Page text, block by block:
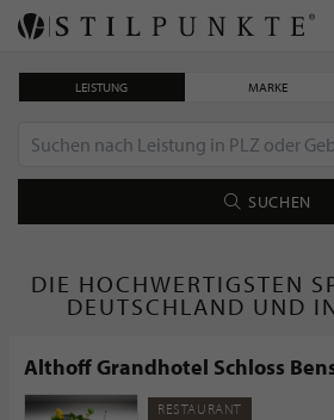
LEISTUNG MARKE
SUCHEN
DIE HOCHWERTIGSTEN
DEUTSCHLAND UND
Althoff Grandhotel Schloss
RESTAURANT